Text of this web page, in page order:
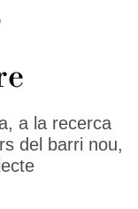
a la recerca
del barri nou,